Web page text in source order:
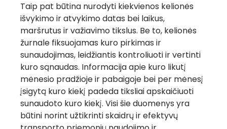
Taip pat būtina nurodyti kiekvienos kelionės
išvykimo ir atvykimo datas bei laikus,
maršrutus ir važiavimo tikslus. Be to, kelionės
žurnale fiksuojamas kuro pirkimas ir
sunaudojimas, leidžiantis kontroliuoti ir vertinti
kuro sąnaudas. Informacija apie kuro likutį
mėnesio pradžioje ir pabaigoje bei per mėnesį
įsigytą kuro kiekį padeda tiksliai apskaičiuoti
sunaudoto kuro kiekį. Visi šie duomenys yra
būtini norint užtikrinti skaidrų ir efektyvų